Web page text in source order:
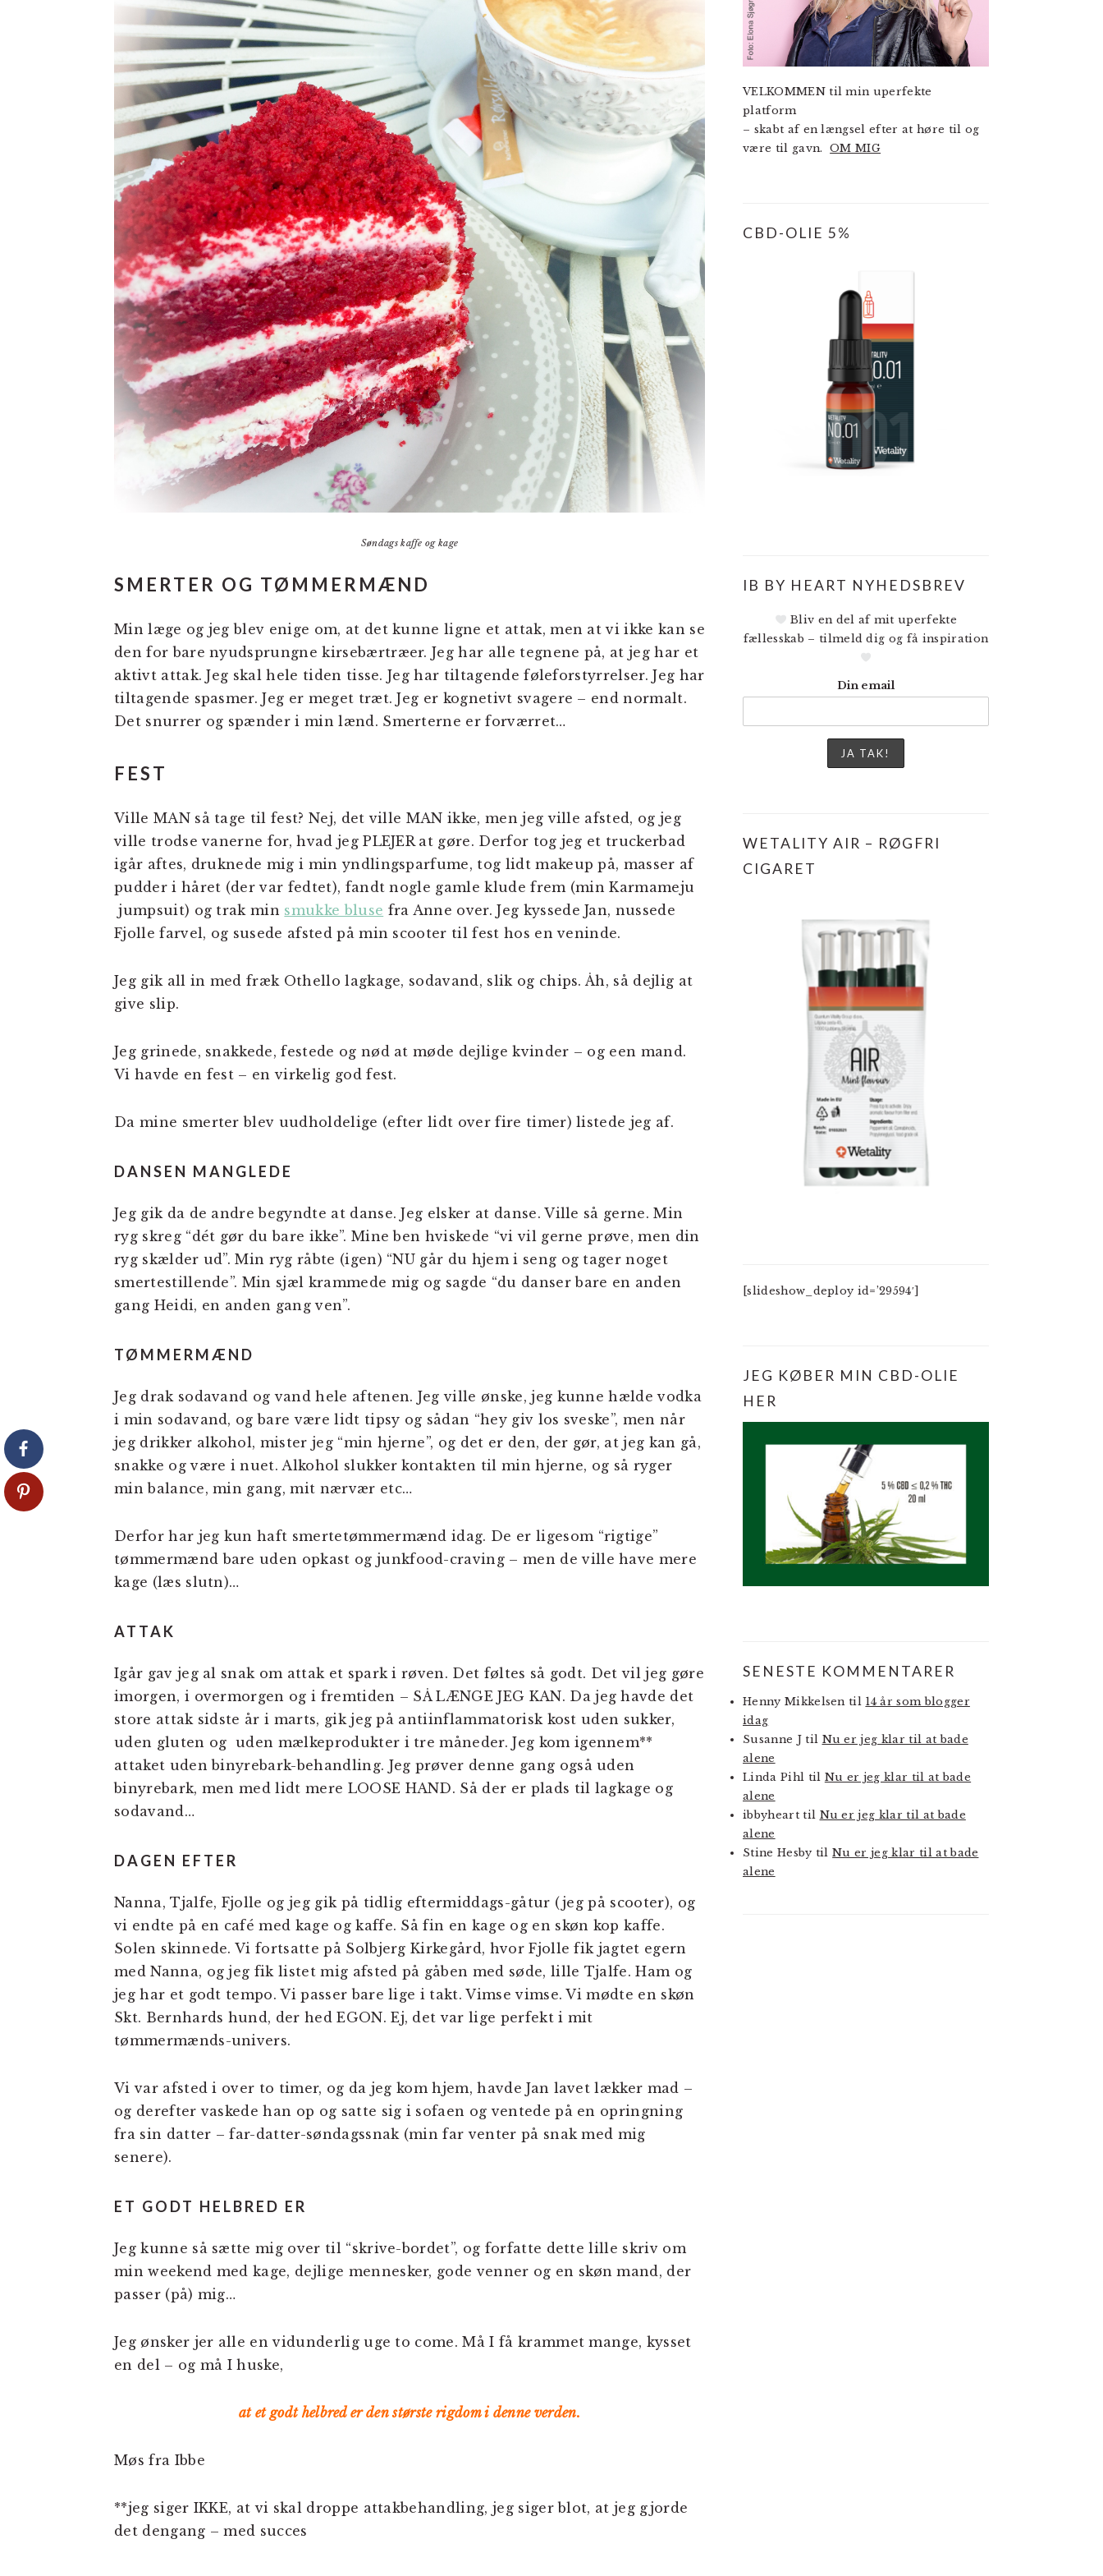
Søndags kaffe og kage
SMERTER OG TØMMERMÆND
Min læge og jeg blev enige om, at det kunne ligne et attak, men at vi ikke kan se
den for bare nyudsprungne kirsebærtræer. Jeg har alle tegnene på, at jeg har et
aktivt attak. Jeg skal hele tiden tisse. Jeg har tiltagende føleforstyrrelser. Jeg har
tiltagende spasmer. Jeg er meget træt. Jeg er kognetivt svagere – end normalt.
Det snurrer og spænder i min lænd. Smerterne er forværret…
FEST
Ville MAN så tage til fest? Nej, det ville MAN ikke, men jeg ville afsted, og jeg
ville trodse vanerne for, hvad jeg PLEJER at gøre. Derfor tog jeg et truckerbad
igår aftes, druknede mig i min yndlingsparfume, tog lidt makeup på, masser af
pudder i håret (der var fedtet), fandt nogle gamle klude frem (min Karmameju
jumpsuit) og trak min smukke bluse fra Anne over. Jeg kyssede Jan, nussede
Fjolle farvel, og susede afsted på min scooter til fest hos en veninde.
Jeg gik all in med fræk Othello lagkage, sodavand, slik og chips. Åh, så dejlig at
give slip.
Jeg grinede, snakkede, festede og nød at møde dejlige kvinder – og een mand.
Vi havde en fest – en virkelig god fest.
Da mine smerter blev uudholdelige (efter lidt over fire timer) listede jeg af.
DANSEN MANGLEDE
Jeg gik da de andre begyndte at danse. Jeg elsker at danse. Ville så gerne. Min
ryg skreg “dét gør du bare ikke”. Mine ben hviskede “vi vil gerne prøve, men din
ryg skælder ud”. Min ryg råbte (igen) “NU går du hjem i seng og tager noget
smertestillende”. Min sjæl krammede mig og sagde “du danser bare en anden
gang Heidi, en anden gang ven”.
TØMMERMÆND
Jeg drak sodavand og vand hele aftenen. Jeg ville ønske, jeg kunne hælde vodka
i min sodavand, og bare være lidt tipsy og sådan “hey giv los sveske”, men når
jeg drikker alkohol, mister jeg “min hjerne”, og det er den, der gør, at jeg kan gå,
snakke og være i nuet. Alkohol slukker kontakten til min hjerne, og så ryger
min balance, min gang, mit nærvær etc…
Derfor har jeg kun haft smertetømmermænd idag. De er ligesom “rigtige”
tømmermænd bare uden opkast og junkfood-craving – men de ville have mere
kage (læs slutn)…
ATTAK
Igår gav jeg al snak om attak et spark i røven. Det føltes så godt. Det vil jeg gøre
imorgen, i overmorgen og i fremtiden – SÅ LÆNGE JEG KAN. Da jeg havde det
store attak sidste år i marts, gik jeg på antiinflammatorisk kost uden sukker,
uden gluten og uden mælkeprodukter i tre måneder. Jeg kom igennem**
attaket uden binyrebark-behandling. Jeg prøver denne gang også uden
binyrebark, men med lidt mere LOOSE HAND. Så der er plads til lagkage og
sodavand…
DAGEN EFTER
Nanna, Tjalfe, Fjolle og jeg gik på tidlig eftermiddags-gåtur (jeg på scooter), og
vi endte på en café med kage og kaffe. Så fin en kage og en skøn kop kaffe.
Solen skinnede. Vi fortsatte på Solbjerg Kirkegård, hvor Fjolle fik jagtet egern
med Nanna, og jeg fik listet mig afsted på gåben med søde, lille Tjalfe. Ham og
jeg har et godt tempo. Vi passer bare lige i takt. Vimse vimse. Vi mødte en skøn
Skt. Bernhards hund, der hed EGON. Ej, det var lige perfekt i mit
tømmermænds-univers.
Vi var afsted i over to timer, og da jeg kom hjem, havde Jan lavet lækker mad –
og derefter vaskede han op og satte sig i sofaen og ventede på en opringning
fra sin datter – far-datter-søndagssnak (min far venter på snak med mig
senere).
ET GODT HELBRED ER
Jeg kunne så sætte mig over til “skrive-bordet”, og forfatte dette lille skriv om
min weekend med kage, dejlige mennesker, gode venner og en skøn mand, der
passer (på) mig…
Jeg ønsker jer alle en vidunderlig uge to come. Må I få krammet mange, kysset
en del – og må I huske,
at et godt helbred er den største rigdom i denne verden.
Møs fra Ibbe
**jeg siger IKKE, at vi skal droppe attakbehandling, jeg siger blot, at jeg gjorde
det dengang – med succes
VELKOMMEN til min uperfekte
platform
– skabt af en længsel efter at høre til og
være til gavn.OM MIG
CBD-OLIE 5%
IB BY HEART NYHEDSBREV
Bliv en del af mit uperfekte
fællesskab – tilmeld dig og få inspiration
Din email
WETALITY AIR – RØGFRI
CIGARET
[slideshow_deploy id=’29594′]
JEG KØBER MIN CBD-OLIE
HER
SENESTE KOMMENTARER
Henny Mikkelsen til 14 år som blogger
idag
Susanne Jtil Nu er jeg klar til at bade
alene
Linda Pihl til Nu er jeg klar til at bade
alene
ibbyhearttil Nu er jeg klar til at bade
alene
Stine Hesby tilNu er jeg klar til at bade
alene